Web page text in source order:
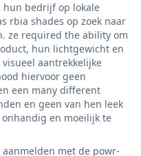
hun bedrijf op lokale
rbia shades op zoek naar
ze required the ability om
hun lichtgewicht en
aantrekkelijke
hiervoor geen
een many different
en geen van hen leek
en moeilijk te
met de powr-